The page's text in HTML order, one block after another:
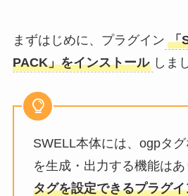
まずはじめに、プラグイン 「
PACK」をインストール しま
SWELL本体には、ogpタ
を生成・出力する機能はあ
タグを設定できるプラグ